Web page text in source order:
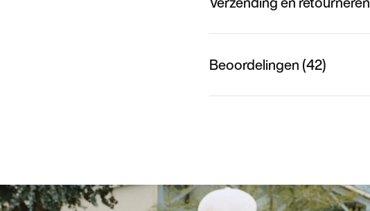
Beoordelingen (42)